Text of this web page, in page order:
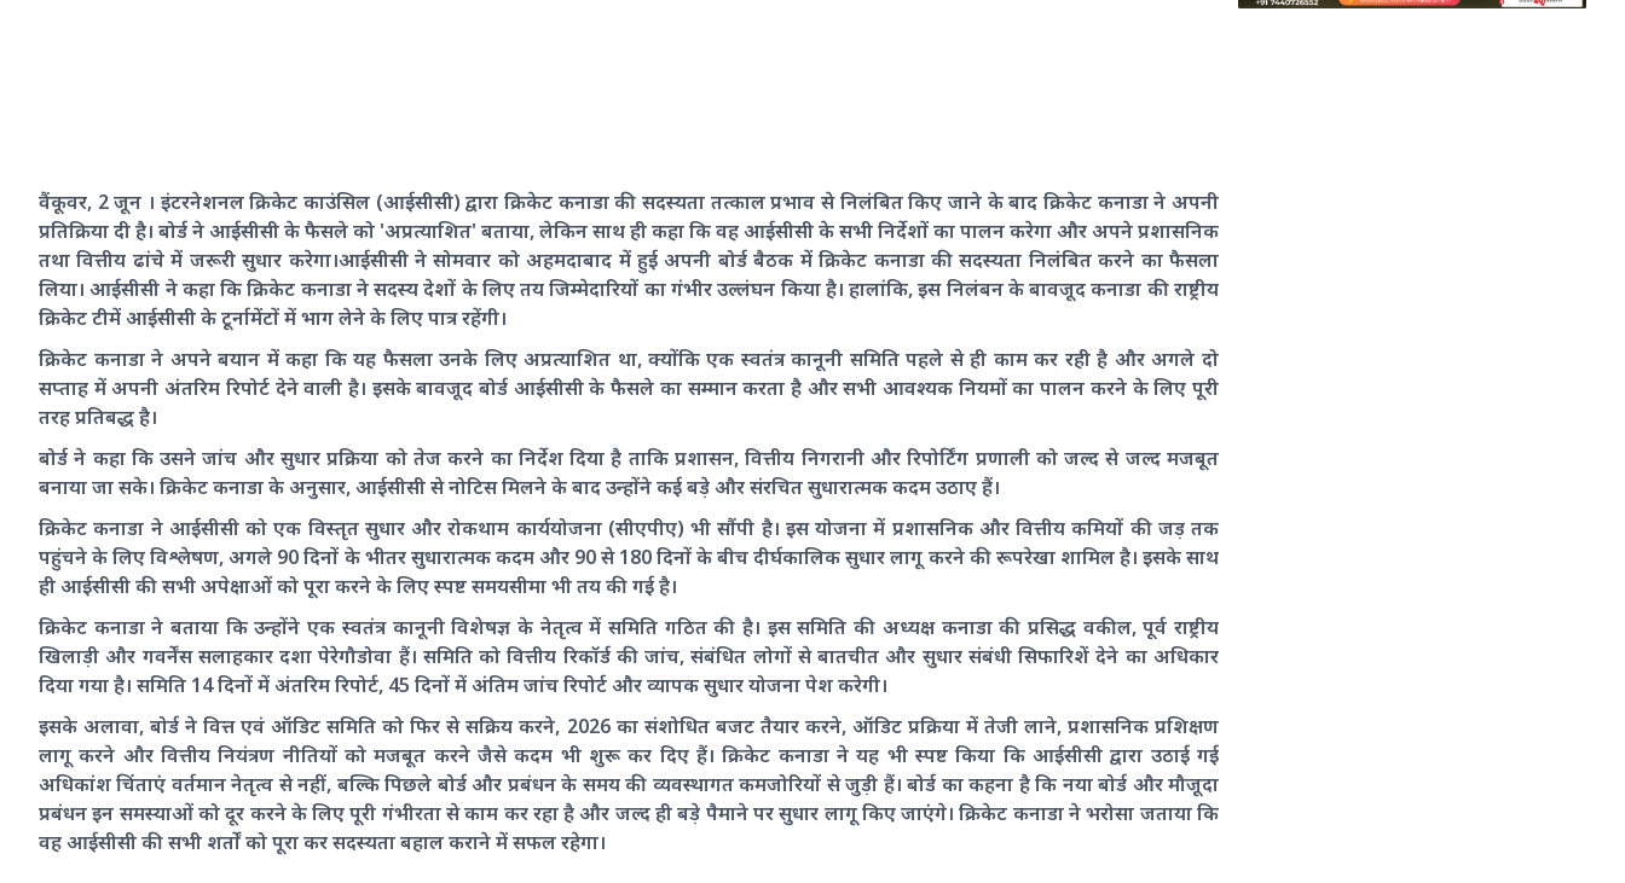
वैंकूवर, 2 जून । इंटरनेशनल क्रिकेट काउंसिल (आईसीसी) द्वारा क्रिकेट कनाडा की सदस्यता तत्काल प्रभाव से निलंबित किए जाने के बाद क्रिकेट कनाडा ने अपनी
प्रतिक्रिया दी है। बोर्ड ने आईसीसी के फैसले को 'अप्रत्याशित' बताया, लेकिन साथ ही कहा कि वह आईसीसी के सभी निर्देशों का पालन करेगा और अपने प्रशासनिक
तथा वित्तीय ढांचे में जरूरी सुधार करेगा।आईसीसी ने सोमवार को अहमदाबाद में हुई अपनी बोर्ड बैठक में क्रिकेट कनाडा की सदस्यता निलंबित करने का फैसला
लिया। आईसीसी ने कहा कि क्रिकेट कनाडा ने सदस्य देशों के लिए तय जिम्मेदारियों का गंभीर उल्लंघन किया है। हालांकि, इस निलंबन के बावजूद कनाडा की राष्ट्रीय
क्रिकेट टीमें आईसीसी के टूर्नामेंटों में भाग लेने के लिए पात्र रहेंगी।
क्रिकेट कनाडा ने अपने बयान में कहा कि यह फैसला उनके लिए अप्रत्याशित था, क्योंकि एक स्वतंत्र कानूनी समिति पहले से ही काम कर रही है और अगले दो
सप्ताह में अपनी अंतरिम रिपोर्ट देने वाली है। इसके बावजूद बोर्ड आईसीसी के फैसले का सम्मान करता है और सभी आवश्यक नियमों का पालन करने के लिए पूरी
तरह प्रतिबद्ध है।
बोर्ड ने कहा कि उसने जांच और सुधार प्रक्रिया को तेज करने का निर्देश दिया है ताकि प्रशासन, वित्तीय निगरानी और रिपोर्टिंग प्रणाली को जल्द से जल्द मजबूत
बनाया जा सके। क्रिकेट कनाडा के अनुसार, आईसीसी से नोटिस मिलने के बाद उन्होंने कई बड़े और संरचित सुधारात्मक कदम उठाए हैं।
क्रिकेट कनाडा ने आईसीसी को एक विस्तृत सुधार और रोकथाम कार्ययोजना (सीएपीए) भी सौंपी है। इस योजना में प्रशासनिक और वित्तीय कमियों की जड़ तक
पहुंचने के लिए विश्लेषण, अगले 90 दिनों के भीतर सुधारात्मक कदम और 90 से 180 दिनों के बीच दीर्घकालिक सुधार लागू करने की रूपरेखा शामिल है। इसके साथ
ही आईसीसी की सभी अपेक्षाओं को पूरा करने के लिए स्पष्ट समयसीमा भी तय की गई है।
क्रिकेट कनाडा ने बताया कि उन्होंने एक स्वतंत्र कानूनी विशेषज्ञ के नेतृत्व में समिति गठित की है। इस समिति की अध्यक्ष कनाडा की प्रसिद्ध वकील, पूर्व राष्ट्रीय
खिलाड़ी और गवर्नेंस सलाहकार दशा पेरेगौडोवा हैं। समिति को वित्तीय रिकॉर्ड की जांच, संबंधित लोगों से बातचीत और सुधार संबंधी सिफारिशें देने का अधिकार
दिया गया है। समिति 14 दिनों में अंतरिम रिपोर्ट, 45 दिनों में अंतिम जांच रिपोर्ट और व्यापक सुधार योजना पेश करेगी।
इसके अलावा, बोर्ड ने वित्त एवं ऑडिट समिति को फिर से सक्रिय करने, 2026 का संशोधित बजट तैयार करने, ऑडिट प्रक्रिया में तेजी लाने, प्रशासनिक प्रशिक्षण
लागू करने और वित्तीय नियंत्रण नीतियों को मजबूत करने जैसे कदम भी शुरू कर दिए हैं। क्रिकेट कनाडा ने यह भी स्पष्ट किया कि आईसीसी द्वारा उठाई गई
अधिकांश चिंताएं वर्तमान नेतृत्व से नहीं, बल्कि पिछले बोर्ड और प्रबंधन के समय की व्यवस्थागत कमजोरियों से जुड़ी हैं। बोर्ड का कहना है कि नया बोर्ड और मौजूदा
प्रबंधन इन समस्याओं को दूर करने के लिए पूरी गंभीरता से काम कर रहा है और जल्द ही बड़े पैमाने पर सुधार लागू किए जाएंगे। क्रिकेट कनाडा ने भरोसा जताया कि
वह आईसीसी की सभी शर्तों को पूरा कर सदस्यता बहाल कराने में सफल रहेगा।